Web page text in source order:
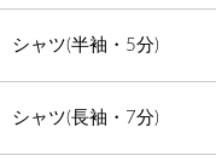
シャツ(半袖・5分)
シャツ(長袖・7分)